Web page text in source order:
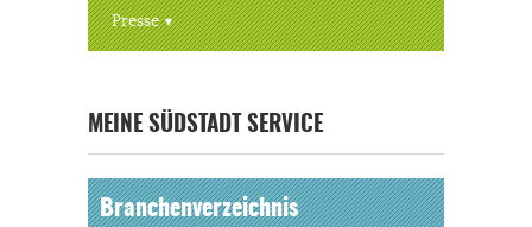
« ALLE VERANSTALTUNGEN
Presse
MEINE SÜDSTADT SERVICE
Branchenverzeichnis